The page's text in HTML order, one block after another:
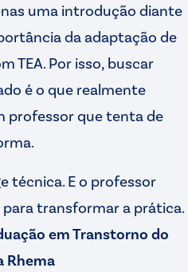
uma introdução diante
da adaptação de
TEA. Por isso, buscar
é o que realmente
professor que tenta de
técnica. E o professor
transformar a prática.
em Transtorno do
Rhema